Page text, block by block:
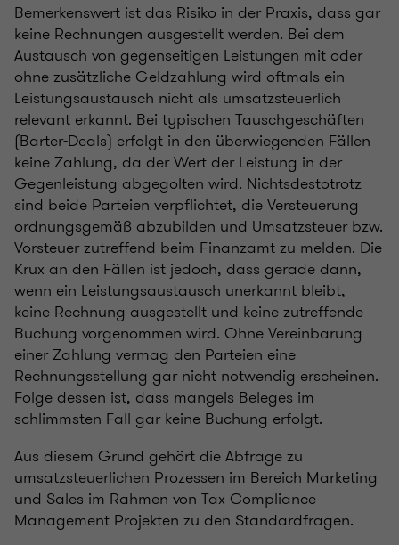
Bemerkenswert ist das Risiko in der Praxis, dass gar
keine Rechnungen ausgestellt werden. Bei dem
Austausch von gegenseitigen Leistungen mit oder
ohne zusätzliche Geldzahlung wird oftmals ein
Leistungsaustausch nicht als umsatzsteuerlich
relevant erkannt. Bei typischen Tauschgeschäften
(Barter-Deals) erfolgt in den überwiegenden Fällen
keine Zahlung, da der Wert der Leistung in der
Gegenleistung abgegolten wird. Nichtsdestotrotz
sind beide Parteien verpflichtet, die Versteuerung
ordnungsgemäß abzubilden und Umsatzsteuer bzw.
Vorsteuer zutreffend beim Finanzamt zu melden. Die
Krux an den Fällen ist jedoch, dass gerade dann,
wenn ein Leistungsaustausch unerkannt bleibt,
keine Rechnung ausgestellt und keine zutreffende
Buchung vorgenommen wird. Ohne Vereinbarung
einer Zahlung vermag den Parteien eine
Rechnungsstellung gar nicht notwendig erscheinen.
Folge dessen ist, dass mangels Beleges im
schlimmsten Fall gar keine Buchung erfolgt.
Aus diesem Grund gehört die Abfrage zu
umsatzsteuerlichen Prozessen im Bereich Marketing
und Sales im Rahmen von Tax Compliance
Management Projekten zu den Standardfragen.